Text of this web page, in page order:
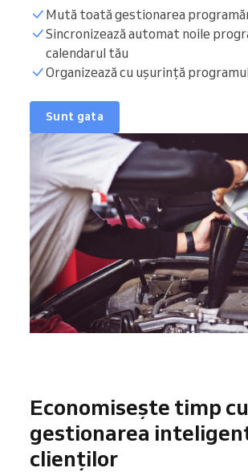
Mută toată gestionarea
Sincronizează automat noile
calendarul tău
Organizează cu ușurință
Sunt gata
Economisește timp cu
gestionarea
clienților